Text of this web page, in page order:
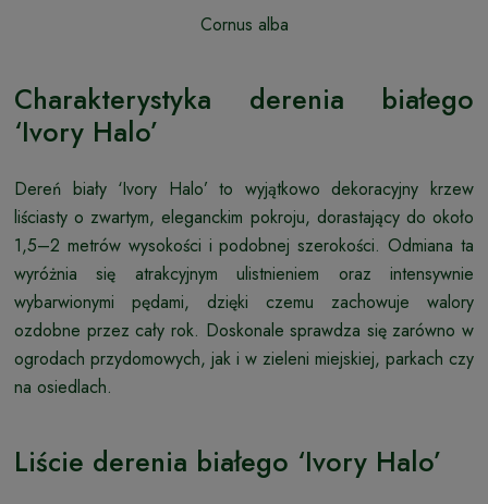
Cornus alba
Charakterystyka derenia białego
‘Ivory Halo’
Dereń biały ‘Ivory Halo’ to wyjątkowo dekoracyjny krzew
liściasty o zwartym, eleganckim pokroju, dorastający do około
1,5–2 metrów wysokości i podobnej szerokości. Odmiana ta
wyróżnia się atrakcyjnym ulistnieniem oraz intensywnie
wybarwionymi pędami, dzięki czemu zachowuje walory
ozdobne przez cały rok. Doskonale sprawdza się zarówno w
ogrodach przydomowych, jak i w zieleni miejskiej, parkach czy
na osiedlach.
Liście derenia białego ‘Ivory Halo’